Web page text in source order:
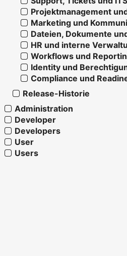
Projektmanagement
Marketing und
Dateien, Dokumente
HR und interne
Workflows und
Identity und
Compliance und
Release-Historie
Administration
Developer
Developers
User
Users